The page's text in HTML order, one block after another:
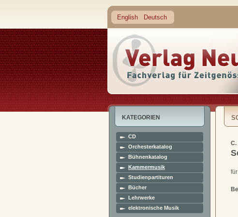
English Deutsch
KATEGORIEN
CD
Orchesterkatalog
Bühnenkatalog
Kammermusik
Studienpartituren
Bücher
Lehrwerke
elektronische Musik
C.